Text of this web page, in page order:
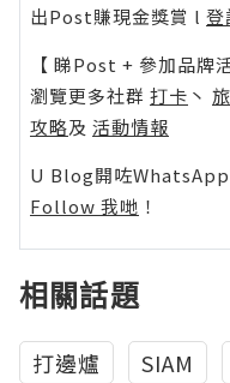
出Post賺現金獎賞 l 登
【 睇Post + 參加品牌
瀏覽更多社群 打卡 丶
攻略及 活動情報
U Blog開咗WhatsApp
Follow 我哋 ！
相關話題
打邊爐 SIAM